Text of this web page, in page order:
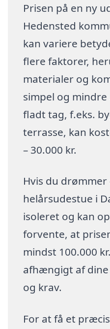
Prisen på en ny
Hedensted
kan variere
flere faktorer,
materialer og
simpel og
fladt tag, f.eks.
terrasse, kan
– 30.000 kr.
Hvis du
helårsudestue i
isoleret og kan
forvente, at
mindst 100.000
afhængigt af
og krav.
For at få et